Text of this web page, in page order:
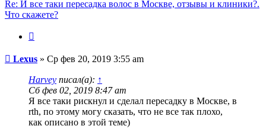
Re: И все таки пересадка волос в Москве, отзывы и клиники?.
Что скажете?
Сообщение
Lexus » Ср фев 20, 2019 3:55 am
Harvey писал(а): ↑
Сб фев 02, 2019 8:47 am
Я все таки рискнул и сделал пересадку в Москве, в
rth, по этому могу сказать, что не все так плохо,
как описано в этой теме)